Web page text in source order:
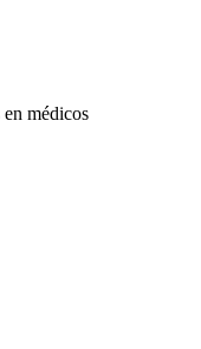
médicos